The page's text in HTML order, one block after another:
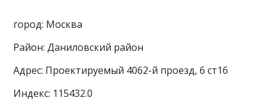
город: Москва
Район: Даниловский район
Адрес: Проектируемый 4062-й проезд, 6 ст16
Индекс: 115432.0